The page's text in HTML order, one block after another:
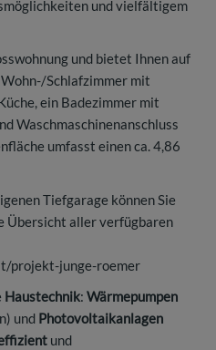
und vielfältigem
und bietet Ihnen auf
Schlafzimmer mit
ein Badezimmer mit
Waschmaschinenanschluss
umfasst einen ca. 4,86
Tiefgarage können Sie
Übersicht aller verfügbaren
projekt-junge-roemer
Haustechnik: Wärmepumpen
und Photovoltaikanlagen
und